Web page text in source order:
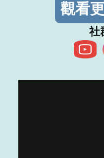
觀看
社